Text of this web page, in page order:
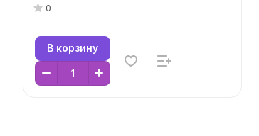
0
В корзину